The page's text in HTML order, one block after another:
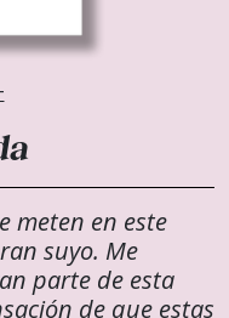
meten en este
suyo. Me
parte de esta
de que estas